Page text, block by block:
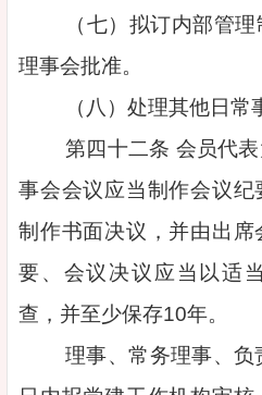
（七）拟订内部管
理事会批准。
（八）处理其他日常
第四十二条 会员代
事会会议应当制作会议纪
制作书面决议，并由出
要、会议决议应当以适
查，并至少保存10年。
理事、常务理事、